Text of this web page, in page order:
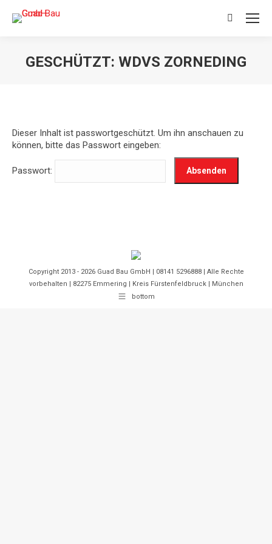
Search:
GESCHÜTZT: WDVS ZORNEDING
Dieser Inhalt ist passwortgeschützt. Um ihn anschauen zu
können, bitte das Passwort eingeben:
Passwort:
Copyright 2013 - 2026 Guad Bau GmbH | 08141 5296888 | Alle Rechte
vorbehalten | 82275 Emmering | Kreis Fürstenfeldbruck | München
bottom